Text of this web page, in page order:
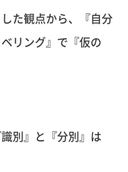
た観点から、『自分
リング』で『仮の
別』と『分別』は